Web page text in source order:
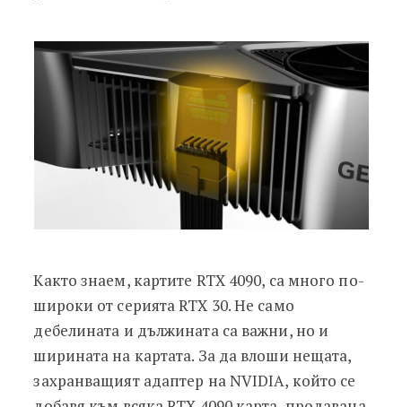
Както знаем, картите RTX 4090, са много по-
широки от серията RTX 30. Не само
дебелината и дължината са важни, но и
ширината на картата. За да влоши нещата,
захранващият адаптер на NVIDIA, който се